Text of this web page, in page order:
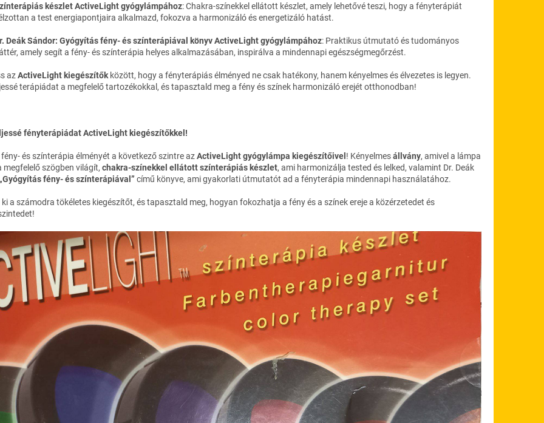
t
á
e
l
m
e
készlet ActiveLight gyógylámpához: Chakra-színekkel ellátott készlet, amely lehetővé teszi, hogy a fényterápiát
a test energiapontjaira alkalmazd, fokozva a harmonizáló és energetizáló hatást.
Deák Sándor: Gyógyítás fény- és színterápiával könyv ActiveLight gyógylámpához: Praktikus útmutató és tudományos
amely segít a fény- és színterápia helyes alkalmazásában, inspirálva a mindennapi egészségmegőrzést.
azActiveLight kiegészítők között, hogy a fényterápiás élményed ne csak hatékony, hanem kényelmes és élvezetes is legyen.
terápiádat a megfelelő tartozékokkal, és tapasztald meg a fény és színek harmonizáló erejét otthonodban!
fényterápiádat ActiveLight kiegészítőkkel!
fény- és színterápia élményét a következő szintre azActiveLight gyógylámpa kiegészítőivel! Kényelmesállvány, amivel a lámpa
megfelelő szögben világít, chakra-színekkel ellátott színterápiás készlet, ami harmonizálja tested és lelked, valamint Dr. Deák
„Gyógyítás fény- és színterápiával” című könyve, ami gyakorlati útmutatót ad a fényterápia mindennapi használatához.
a számodra tökéletes kiegészítőt, és tapasztald meg, hogyan fokozhatja a fény és a színek ereje a közérzetedet és